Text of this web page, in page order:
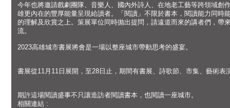
今年也將邀請戲劇團隊、音樂人、國內外詩人、在地老工藝等跨領域創
雄更內在的豐厚能量呈現給讀者。「閱讀」不限於書本，閱讀能力同時
的理解及欣賞之上。策展單位同時抛出提問，請遠道而來的講者們，帶
流。
2023高雄城市書展將會是一場以整座城市帶動思考的盛宴。
書展從11月11日展開，至28日止，期間有書展、詩歌節、市集、藝術表
期許這場閱讀盛事不只讓造訪者閱讀書本，也閱讀一座城市。
相關連結 :